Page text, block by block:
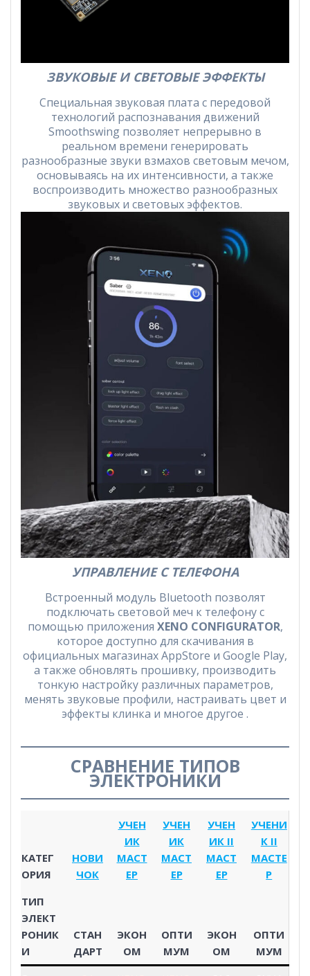
ЗВУКОВЫЕ И СВЕТОВЫЕ ЭФФЕКТЫ
Специальная звуковая плата с передовой
технологий распознавания движений
Smoothswing позволяет непрерывно в
реальном времени генерировать
разнообразные звуки взмахов световым мечом,
основываясь на их интенсивности, а также
воспроизводить множество разнообразных
звуковых и световых эффектов.
УПРАВЛЕНИЕ С ТЕЛЕФОНА
Встроенный модуль Bluetooth позволят
подключать световой меч к телефону с
помощью приложения XENO CONFIGURATOR,
которое доступно для скачивания в
официальных магазинах AppStore и Google Play,
а также обновлять прошивку, производить
тонкую настройку различных параметров,
менять звуковые профили, настраивать цвет и
эффекты клинка и многое другое .
СРАВНЕНИЕ ТИПОВ
ЭЛЕКТРОНИКИ
КАТЕГ
ОРИЯ
НОВИ
ЧОК
УЧЕН
ИК
МАСТ
ЕР
УЧЕН
ИК
МАСТ
ЕР
УЧЕН
ИК II
МАСТ
ЕР
УЧЕНИ
К II
МАСТЕ
Р
ТИП
ЭЛЕКТ
РОНИК
И
СТАН
ДАРТ
ЭКОН
ОМ
ОПТИ
МУМ
ЭКОН
ОМ
ОПТИ
МУМ